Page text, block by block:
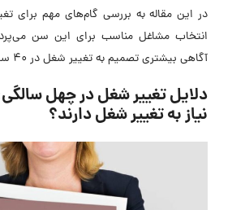
در این مقاله به بررسی گام‌های مهم برای
انتخاب مشاغل مناسب برای این سن
آگاهی بیشتری تصمیم به تغییر شغل در ۴۰ سالگی بگیرند.
دلایل تغییر شغل در چهل
نیاز به تغییر شغل دارند؟